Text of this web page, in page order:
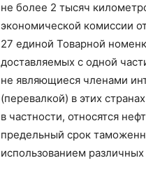
не более 2 тысяч
экономической комиссии
27 единой Товарной
доставляемых с одной
не являющиеся членами
(перевалкой) в этих
в частности, относятся
предельный срок
использованием